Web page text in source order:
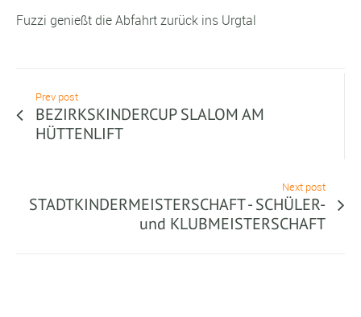
Fuzzi genießt die Abfahrt zurück ins Urgtal
Prev post
BEZIRKSKINDERCUP SLALOM AM
HÜTTENLIFT
Next post
STADTKINDERMEISTERSCHAFT - SCHÜLER-
und KLUBMEISTERSCHAFT